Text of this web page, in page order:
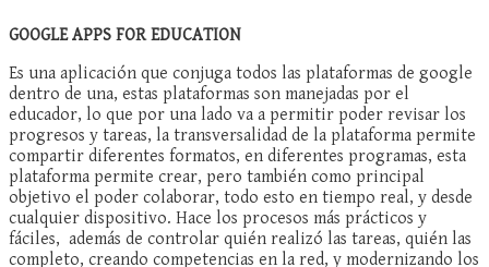
GOOGLE APPS FOR EDUCATION
Es una aplicación que conjuga todos las plataformas de google
dentro de una, estas plataformas son manejadas por el
educador, lo que por una lado va a permitir poder revisar los
progresos y tareas, la transversalidad de la plataforma permite
compartir diferentes formatos, en diferentes programas, esta
plataforma permite crear, pero también como principal
objetivo el poder colaborar, todo esto en tiempo real, y desde
cualquier dispositivo. Hace los procesos más prácticos y
fáciles, además de controlar quién realizó las tareas, quién las
completo, creando competencias en la red, y modernizando los